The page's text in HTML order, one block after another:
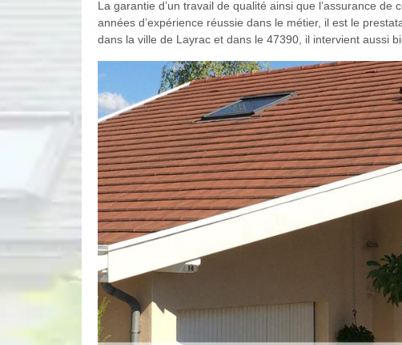
La garantie d’un travail de qualité ainsi que l’assurance
années d’expérience réussie dans le métier, il est le
dans la ville de Layrac et dans le 47390, il intervient aussi